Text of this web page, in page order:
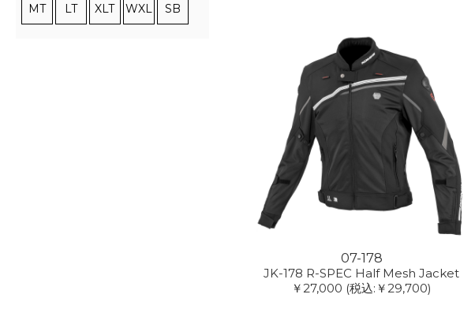
MT LT XLT WXL SB
07-178
JK-178 R-SPEC Half Mesh Jacket
￥27,000 (税込:￥29,700)